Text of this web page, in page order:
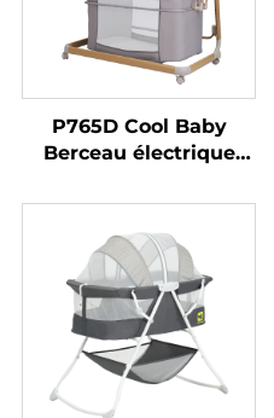
P765D Cool Baby
Berceau électrique
bébé, nouveau
modèle, avec côté
ouvrant